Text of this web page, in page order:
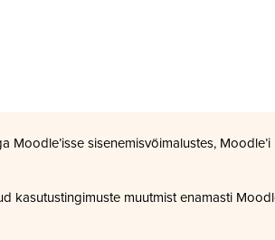
Moodle’isse sisenemisvõimalustes, Moodle’i
kasutustingimuste muutmist enamasti